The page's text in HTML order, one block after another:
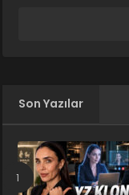
Son Yazılar